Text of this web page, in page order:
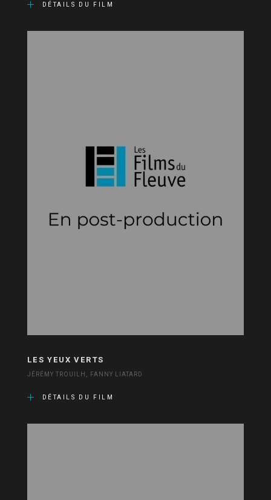
DÉTAILS DU FILM
LES YEUX VERTS
JÉRÉMY TROUILH, FANNY LIATARD
DÉTAILS DU FILM